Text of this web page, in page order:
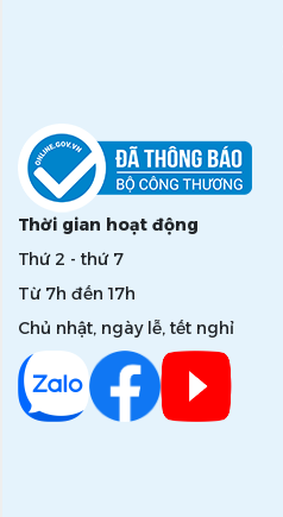
Thời gian hoạt động
Thứ 2 - thứ 7
Từ 7h đến 17h
Chủ nhật, ngày lễ, tết nghỉ